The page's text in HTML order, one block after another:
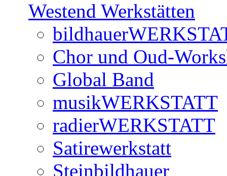
Westend Werkstätten
Chor und Oud-
Global Band
musikWERKSTATT
radierWERKSTATT
Satirewerkstatt
Steinbildhauer